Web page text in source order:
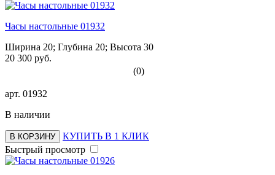
Часы настольные 01932
Ширина 20; Глубина 20; Высота 30
20 300 руб.
(0)
арт. 01932
В наличии
В КОРЗИНУ
КУПИТЬ В 1 КЛИК
Быстрый просмотр